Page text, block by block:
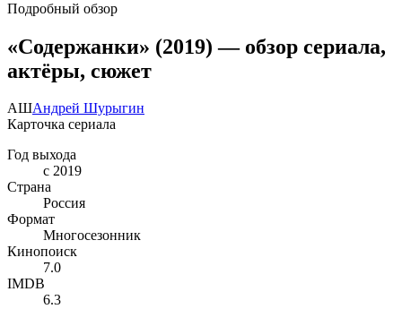
Подробный обзор
«Содержанки» (2019) — обзор сериала,
актёры, сюжет
АШАндрей Шурыгин
Карточка сериала
Год выхода
с 2019
Страна
Россия
Формат
Многосезонник
Кинопоиск
7.0
IMDB
6.3